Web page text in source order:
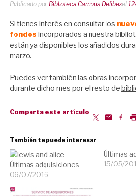
Publicado por Biblioteca Campus Delibesel
Si tienes interés en consultar los
fondos incorporados a nuestra
están ya disponibles los añadidos
marzo.
Puedes ver también las obras
durante dicho mes por el resto de
Comparta este artículo
También te puede interesar
Últimas adquisiciones
06/07/2016
Últimas
15/05/